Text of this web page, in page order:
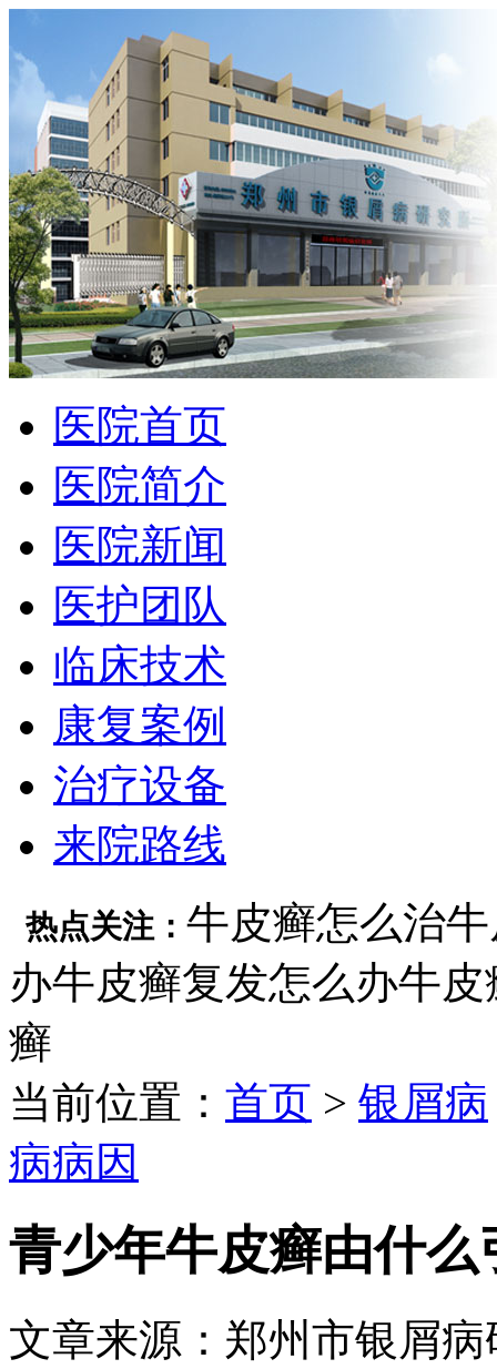
医院首页
医院简介
医院新闻
医护团队
临床技术
康复案例
治疗设备
来院路线
热点关注： 牛皮癣怎么治
办牛皮癣复发怎么办牛皮
癣
当前位置： 首页 > 银屑病
病病因
青少年牛皮癣由什么
文章来源：郑州市银屑